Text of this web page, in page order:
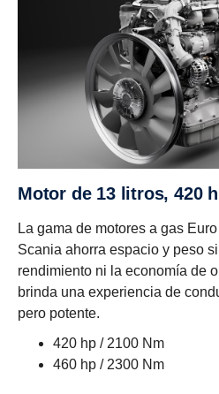
Motor de 13 litros, 420
La gama de motores a gas
Scania ahorra espacio y peso
rendimiento ni la economía de
brinda una experiencia de
pero potente.
420 hp / 2100 Nm
460 hp / 2300 Nm